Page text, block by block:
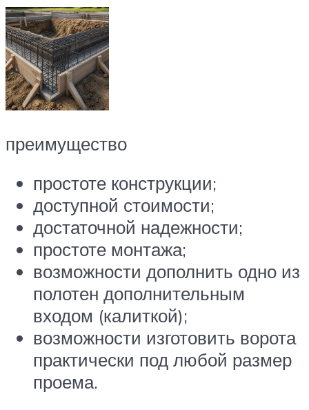
преимущество
простоте конструкции;
доступной стоимости;
достаточной надежности;
простоте монтажа;
возможности дополнить одно из
полотен дополнительным
входом (калиткой);
возможности изготовить ворота
практически под любой размер
проема.